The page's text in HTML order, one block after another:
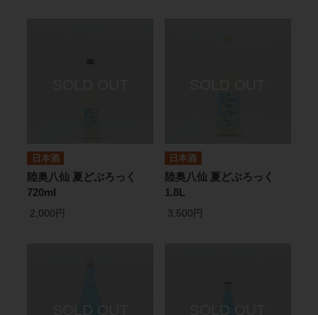
日本酒
陸奥八仙 夏どぶろっく
720ml
2,000円
日本酒
陸奥八仙 夏どぶろっく
1.8L
3,500円